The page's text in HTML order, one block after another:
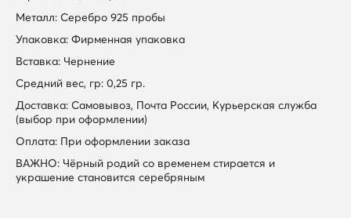
Металл: Серебро 925 пробы
Упаковка: Фирменная упаковка
Вставка: Чернение
Средний вес, гр: 0,25 гр.
Доставка: Самовывоз, Почта России, Курьерская служба
(выбор при оформлении)
Оплата: При оформлении заказа
ВАЖНО: Чёрный родий со временем стирается и
украшение становится серебряным